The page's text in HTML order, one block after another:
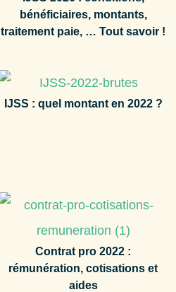
bénéficiaires, montants,
traitement paie, … Tout savoir !
IJSS : quel montant en 2022 ?
Contrat pro 2022 :
rémunération, cotisations et
aides